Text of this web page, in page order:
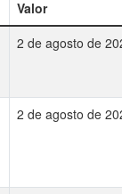
Valor
2 de agosto de
2 de agosto de